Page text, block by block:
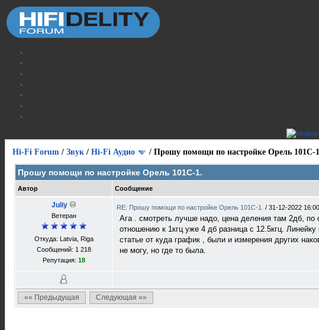
Hi-Fi Forum / Звук / Hi-Fi Аудио / Прошу помощи по настройке Орель 101С-
Прошу помощи по настройке Орель 101С-1.
Автор Сообщение
Juliy
Ветеран
Откуда: Latvia, Riga
Сообщений: 1 218
Репутация: 18
RE: Прошу помощи по настройке Орель 101С-1. / 31-12-2022 16:00
Ага . смотреть лучше надо, цена деления там 2дб,
отношению к 1кгц уже 4 дб разница с 12.5кгц.
статье от куда график , были и измерения других
не могу, но где то была.
«« Предыдущая
Следующая »»